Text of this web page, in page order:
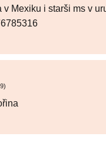
v Mexiku i starši ms v
)